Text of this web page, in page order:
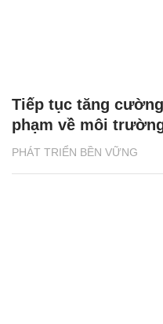
PHÁT TRIỂN BỀN VỮNG
Tiếp tục tăng
phạm về môi